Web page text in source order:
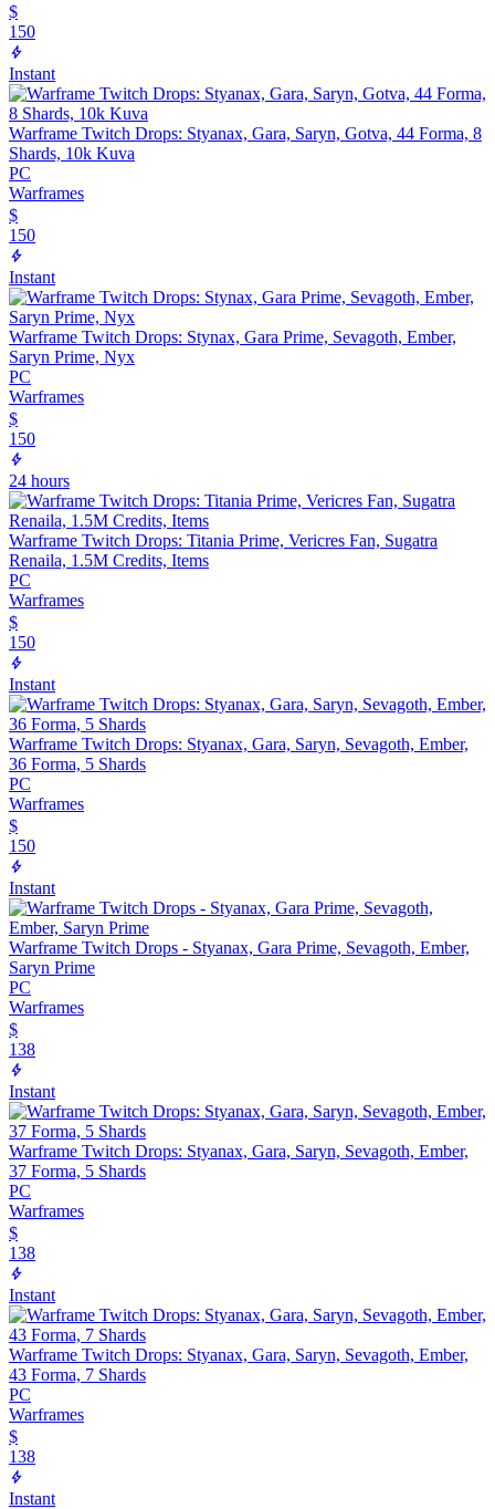
$
150
Instant
Warframe Twitch Drops: Styanax, Gara, Saryn, Gotva, 44 Forma, 8
Shards, 10k Kuva
PC
Warframes
$
150
Instant
Warframe Twitch Drops: Stynax, Gara Prime, Sevagoth, Ember,
Saryn Prime, Nyx
PC
Warframes
$
150
24 hours
Warframe Twitch Drops: Titania Prime, Vericres Fan, Sugatra
Renaila, 1.5M Credits, Items
PC
Warframes
$
150
Instant
Warframe Twitch Drops: Styanax, Gara, Saryn, Sevagoth, Ember,
36 Forma, 5 Shards
PC
Warframes
$
150
Instant
Warframe Twitch Drops - Styanax, Gara Prime, Sevagoth, Ember,
Saryn Prime
PC
Warframes
$
138
Instant
Warframe Twitch Drops: Styanax, Gara, Saryn, Sevagoth, Ember,
37 Forma, 5 Shards
PC
Warframes
$
138
Instant
Warframe Twitch Drops: Styanax, Gara, Saryn, Sevagoth, Ember,
43 Forma, 7 Shards
PC
Warframes
$
138
Instant